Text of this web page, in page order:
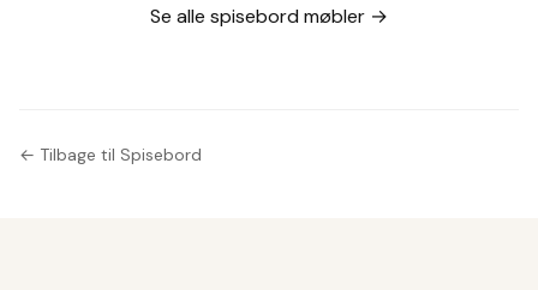
teak
Se alle spisebord møbler →
← Tilbage til Spisebord